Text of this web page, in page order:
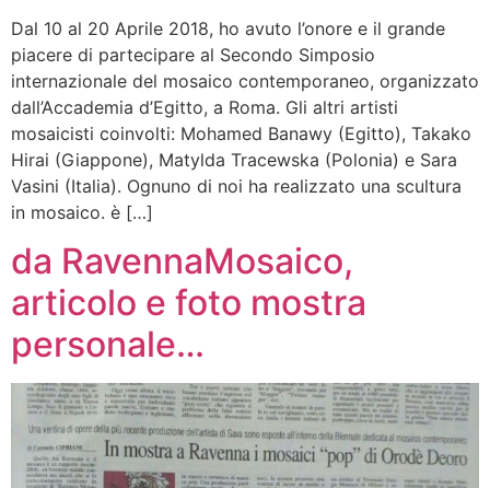
Dal 10 al 20 Aprile 2018, ho avuto l’onore e il grande
piacere di partecipare al Secondo Simposio
internazionale del mosaico contemporaneo, organizzato
dall’Accademia d’Egitto, a Roma. Gli altri artisti
mosaicisti coinvolti: Mohamed Banawy (Egitto), Takako
Hirai (Giappone), Matylda Tracewska (Polonia) e Sara
Vasini (Italia). Ognuno di noi ha realizzato una scultura
in mosaico. è […]
da RavennaMosaico,
articolo e foto mostra
personale…